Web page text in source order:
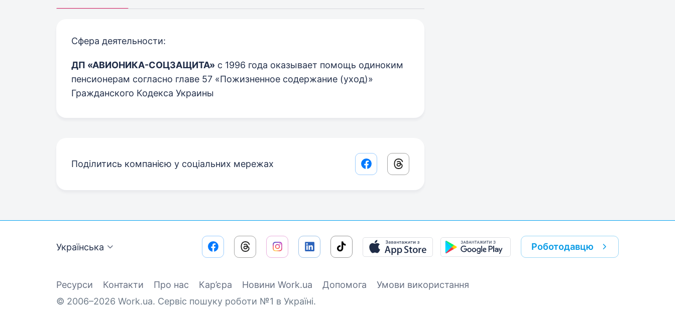
Сфера деятельности:
ДП «АВИОНИКА-СОЦЗАЩИТА» с 1996 года оказывает помощь одиноким
пенсионерам согласно главе 57 «Пожизненное содержание (уход)»
Гражданского Кодекса Украины
Поділитись компанією у соціальних мережах Facebook share link
Threads share link
Українська Роботодавцю
Ресурси Контакти Про нас Кар’єра Новини Work.ua Допомога
Умови використання
© 2006–2026 Work.ua. Сервіс пошуку роботи №1 в Україні.